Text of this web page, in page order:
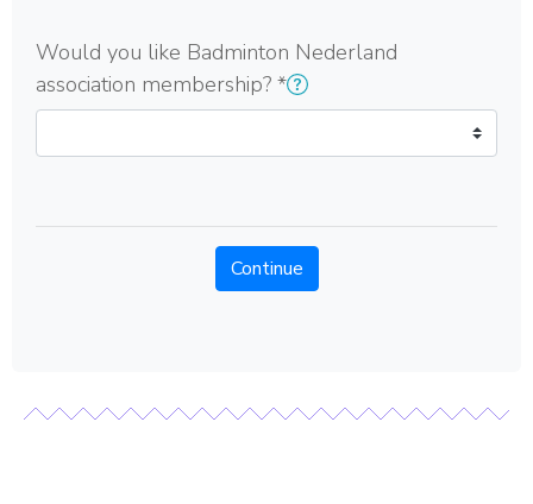
Would you like Badminton Nederland
association membership? *
Continue